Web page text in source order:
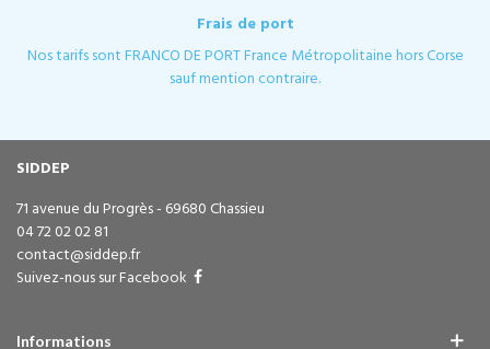
Frais de port
Nos tarifs sont FRANCO DE PORT France Métropolitaine hors Corse
sauf mention contraire.
SIDDEP
71 avenue du Progrès - 69680 Chassieu
04 72 02 02 81
contact@siddep.fr
Suivez-nous sur Facebook
Informations